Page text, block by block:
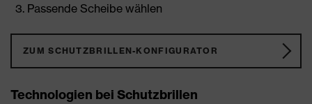
Passende Scheibe wählen
ZUM SCHUTZBRILLEN-KONFIGURATOR
Technologien bei Schutzbrillen